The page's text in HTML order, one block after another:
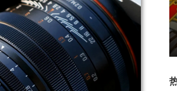
一看吓一跳：雷死人不偿命
的囧图集（1170）